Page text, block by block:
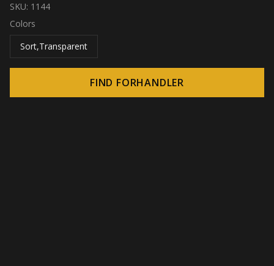
SKU: 1144
Colors
Sort,Transparent
FIND FORHANDLER